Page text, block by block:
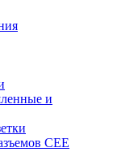
и
CEE